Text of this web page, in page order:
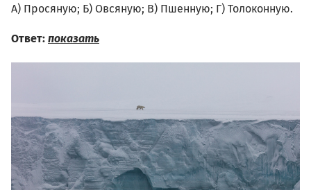
А) Просяную; Б) Овсяную; В) Пшенную; Г) Толоконную.
Ответ: показать